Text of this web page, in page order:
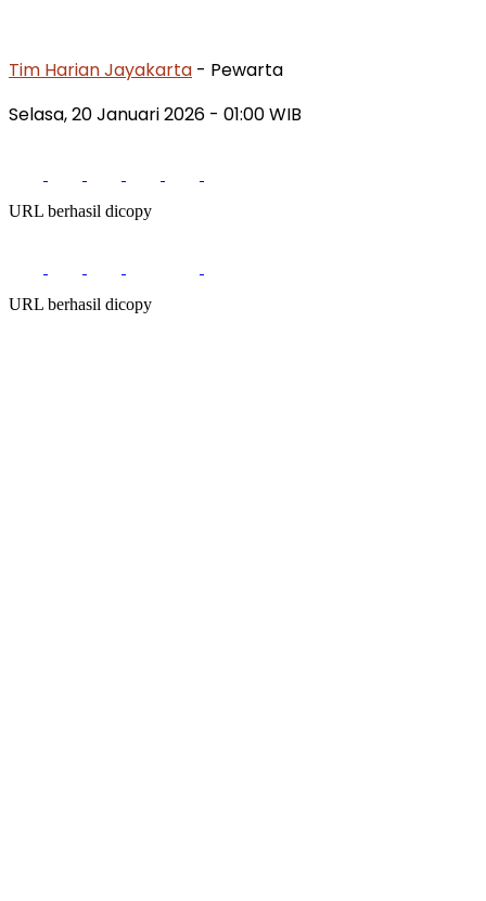
Tim Harian Jayakarta - Pewarta
Selasa, 20 Januari 2026 - 01:00 WIB
URL berhasil dicopy
URL berhasil dicopy